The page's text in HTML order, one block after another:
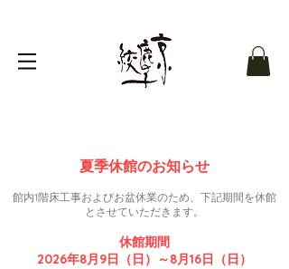
夏季休館のお知らせ
館内1階床工事およびお盆休業のため、下記期間を休館
とさせていただきます。
休館期間
2026年8月9日（日）～8月16日（日）